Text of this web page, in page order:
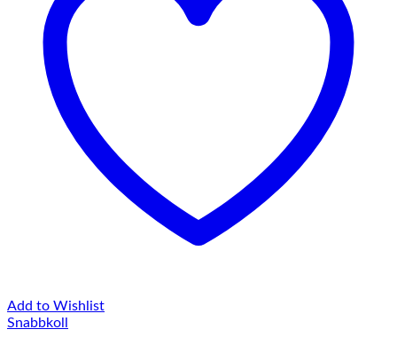
Add to Wishlist
Snabbkoll